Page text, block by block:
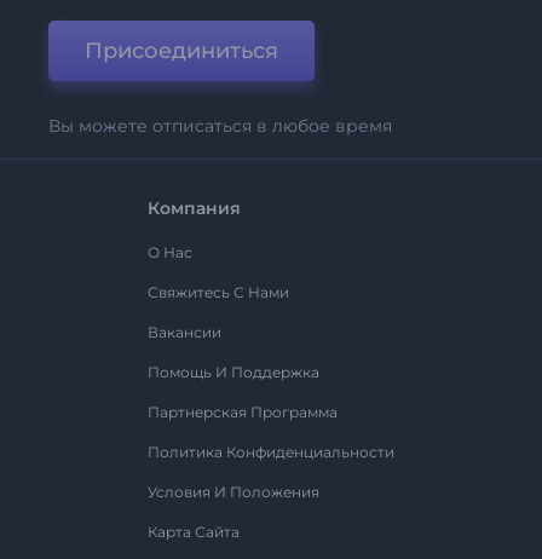
Присоединиться
Вы можете отписаться в любое время
Компания
О Нас
Свяжитесь С Нами
Вакансии
Помощь И Поддержка
Партнерская Программа
Политика Конфиденциальности
Условия И Положения
Карта Сайта